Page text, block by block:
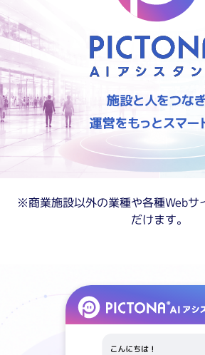
※商業施設以外の業種や各種Webサ
だけます。